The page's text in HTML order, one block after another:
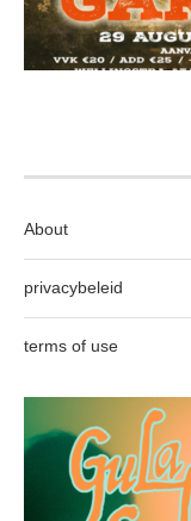
About
privacybeleid
terms of use